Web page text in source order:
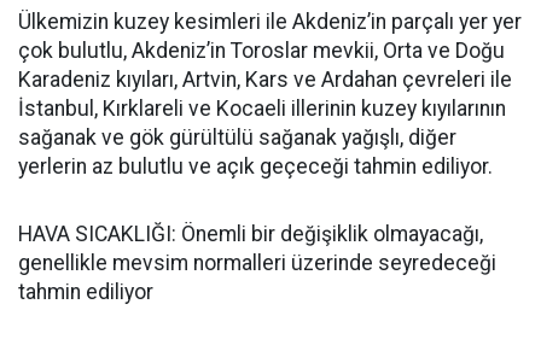
Ülkemizin kuzey kesimleri ile Akdeniz’in parçalı yer yer
çok bulutlu, Akdeniz’in Toroslar mevkii, Orta ve Doğu
Karadeniz kıyıları, Artvin, Kars ve Ardahan çevreleri ile
İstanbul, Kırklareli ve Kocaeli illerinin kuzey kıyılarının
sağanak ve gök gürültülü sağanak yağışlı, diğer
yerlerin az bulutlu ve açık geçeceği tahmin ediliyor.
HAVA SICAKLIĞI: Önemli bir değişiklik olmayacağı,
genellikle mevsim normalleri üzerinde seyredeceği
tahmin ediliyor